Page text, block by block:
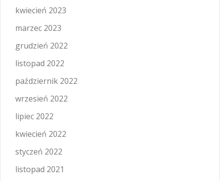
kwiecień 2023
marzec 2023
grudzień 2022
listopad 2022
październik 2022
wrzesień 2022
lipiec 2022
kwiecień 2022
styczeń 2022
listopad 2021